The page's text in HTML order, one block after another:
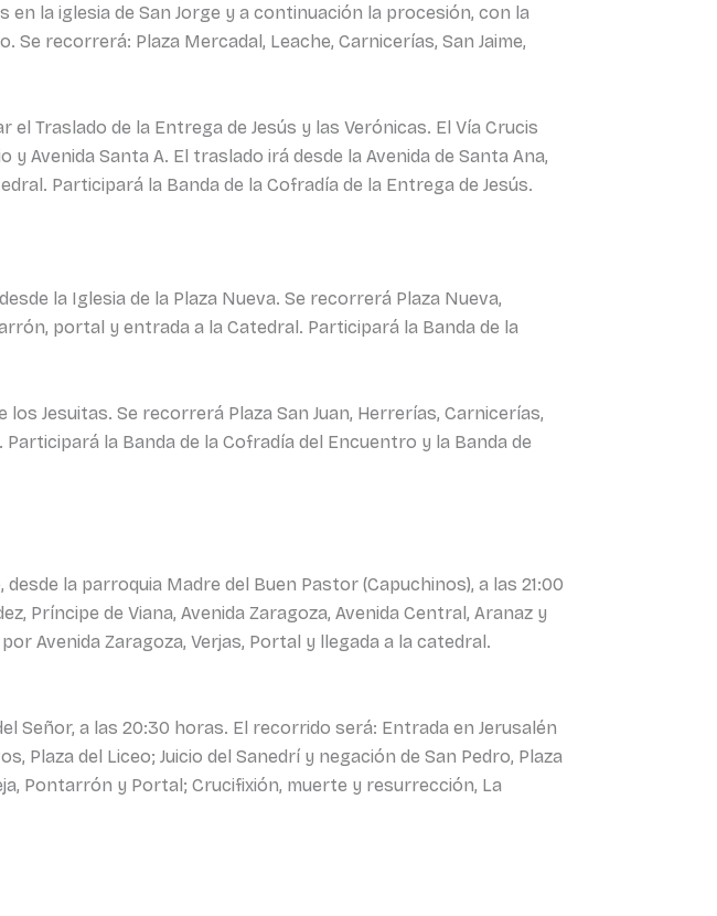
en la iglesia de San Jorge y a continuación la procesión, con la
recorrerá: Plaza Mercadal, Leache, Carnicerías, San Jaime,
Traslado de la Entrega de Jesús y las Verónicas. El Vía Crucis
Avenida Santa A. El traslado irá desde la Avenida de Santa Ana,
Participará la Banda de la Cofradía de la Entrega de Jesús.
la Iglesia de la Plaza Nueva. Se recorrerá Plaza Nueva,
portal y entrada a la Catedral. Participará la Banda de la
Jesuitas. Se recorrerá Plaza San Juan, Herrerías, Carnicerías,
Participará la Banda de la Cofradía del Encuentro y la Banda de
la parroquia Madre del Buen Pastor (Capuchinos), a las 21:00
Príncipe de Viana, Avenida Zaragoza, Avenida Central, Aranaz y
Avenida Zaragoza, Verjas, Portal y llegada a la catedral.
Señor, a las 20:30 horas. El recorrido será: Entrada en Jerusalén
Plaza del Liceo; Juicio del Sanedrí y negación de San Pedro, Plaza
Pontarrón y Portal; Crucifixión, muerte y resurrección, La